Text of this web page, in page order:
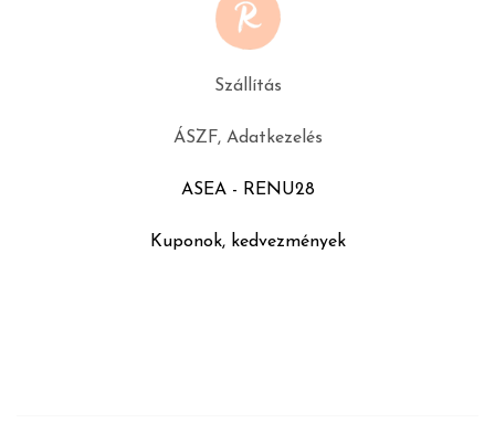
Szállítás
ÁSZF, Adatkezelés
ASEA - RENU28
Kuponok, kedvezmények